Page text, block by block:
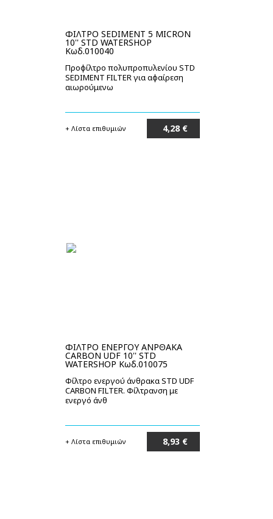
ΦΙΛΤΡΟ SEDIMENT 5 MICRON
10'' STD WATERSHOP
Κωδ.010040
Προφίλτρο πολυπροπυλενίου STD
SEDIMENT FILTER για αφαίρεση
αιωρούμενω
+ Λίστα επιθυμιών 4,28 €
ΦΙΛΤΡΟ ΕΝΕΡΓΟΥ ΑΝΡΘΑΚΑ
CARBON UDF 10'' STD
WATERSHOP Κωδ.010075
Φίλτρο ενεργού άνθρακα STD UDF
CARBON FILTER. Φίλτρανση με
ενεργό άνθ
+ Λίστα επιθυμιών 8,93 €